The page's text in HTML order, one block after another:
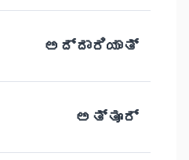
ಅದ್ದಾರಿಯಾತ್
ಅತ್ತೂರ್